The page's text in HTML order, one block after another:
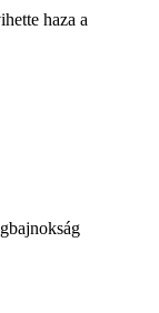
haza a